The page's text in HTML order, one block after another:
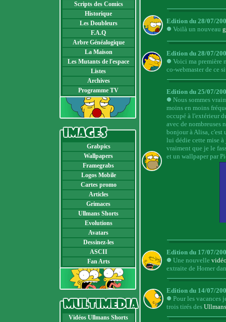
Scripts des Comics
Historique
Les Doubleurs
F.A.Q
Arbre Généalogique
La Maison
Les Mutants de l'espace
Listes
Archives
Programme TV
Grabpics
Wallpapers
Framegrabs
Logos Mobile
Cartes promo
Articles
Grimaces
Ullmans Shorts
Evolutions
Avatars
Dessinez-les
ASCII
Fan Arts
Vidéos Ullmans Shorts
Edition du 28/07/
Voilà un nouveau
Edition du 28/07/
Voici ma première
co-webmaster de ce
Edition du 25/07/
Nous sommes
moins en moins
occupé à l'extérieur
avec de nombreuses
bonjour à Alisa, c'est
lui dédie cette mise
vraiment que je le
et un wallpaper par
Edition du 17/07/
Une nouvelle
extraite de Homer
Edition du 14/07/
Pour les vacances
trois tirés des